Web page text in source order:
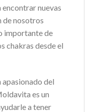
nuevas
de nosotros
importante de
chakras desde el
apasionado del
es un
a tener